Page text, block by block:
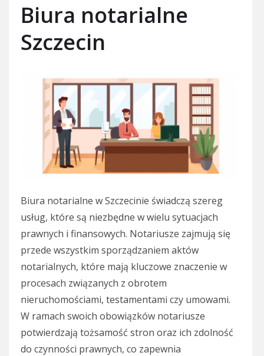
Biura notarialne
Szczecin
Biura notarialne w Szczecinie świadczą szereg
usług, które są niezbędne w wielu sytuacjach
prawnych i finansowych. Notariusze zajmują się
przede wszystkim sporządzaniem aktów
notarialnych, które mają kluczowe znaczenie w
procesach związanych z obrotem
nieruchomościami, testamentami czy umowami.
W ramach swoich obowiązków notariusze
potwierdzają tożsamość stron oraz ich zdolność
do czynności prawnych, co zapewnia